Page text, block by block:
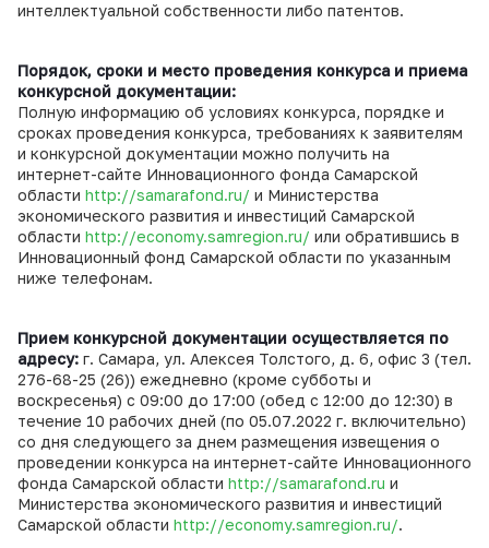
интеллектуальной собственности либо патентов.
Порядок, сроки и место проведения конкурса и приема
конкурсной документации:
Полную информацию об условиях конкурса, порядке и
сроках проведения конкурса, требованиях к заявителям
и конкурсной документации можно получить на
интернет-сайте Инновационного фонда Самарской
области http://samarafond.ru/ и Министерства
экономического развития и инвестиций Самарской
области http://economy.samregion.ru/ или обратившись в
Инновационный фонд Самарской области по указанным
ниже телефонам.
Прием конкурсной документации осуществляется по
адресу: г. Самара, ул. Алексея Толстого, д. 6, офис 3 (тел.
276-68-25 (26)) ежедневно (кроме субботы и
воскресенья) с 09:00 до 17:00 (обед с 12:00 до 12:30) в
течение 10 рабочих дней (по 05.07.2022 г. включительно)
со дня следующего за днем размещения извещения о
проведении конкурса на интернет-сайте Инновационного
фонда Самарской области http://samarafond.ru и
Министерства экономического развития и инвестиций
Самарской области http://economy.samregion.ru/.